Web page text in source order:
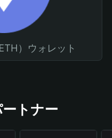
）ウォレット
トナー